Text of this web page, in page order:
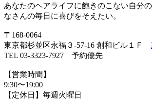
あなたのヘアライフに飽きのこない自分
なさんの毎日に喜びをそえたい。
〒168-0064
東京都杉並区永福３-57-16 創和ビル１Ｆ
TEL 03-3323-7927 予約優先
【営業時間】
9:30〜19:00
【定休日】毎週火曜日